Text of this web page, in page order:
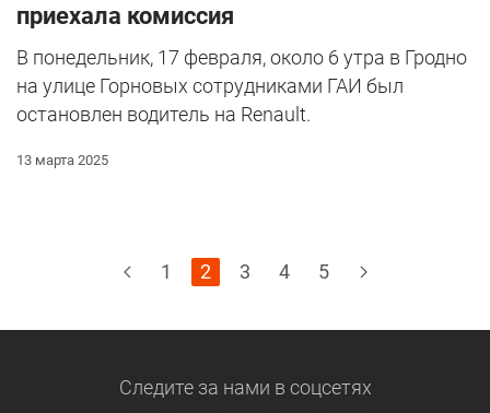
приехала комиссия
В понедельник, 17 февраля, около 6 утра в Гродно
на улице Горновых сотрудниками ГАИ был
остановлен водитель на Renault.
13 марта 2025
1 2 3 4 5
Следите за нами в соцсетях